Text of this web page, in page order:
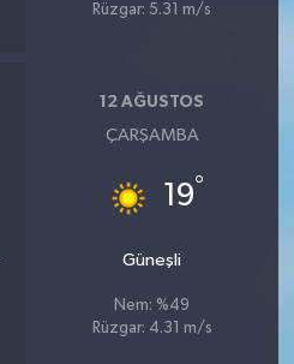
Rüzgar: 5.31 m/s
12 AĞUSTOS
ÇARŞAMBA
19°
Güneşli
Nem: %49
Rüzgar: 4.31 m/s